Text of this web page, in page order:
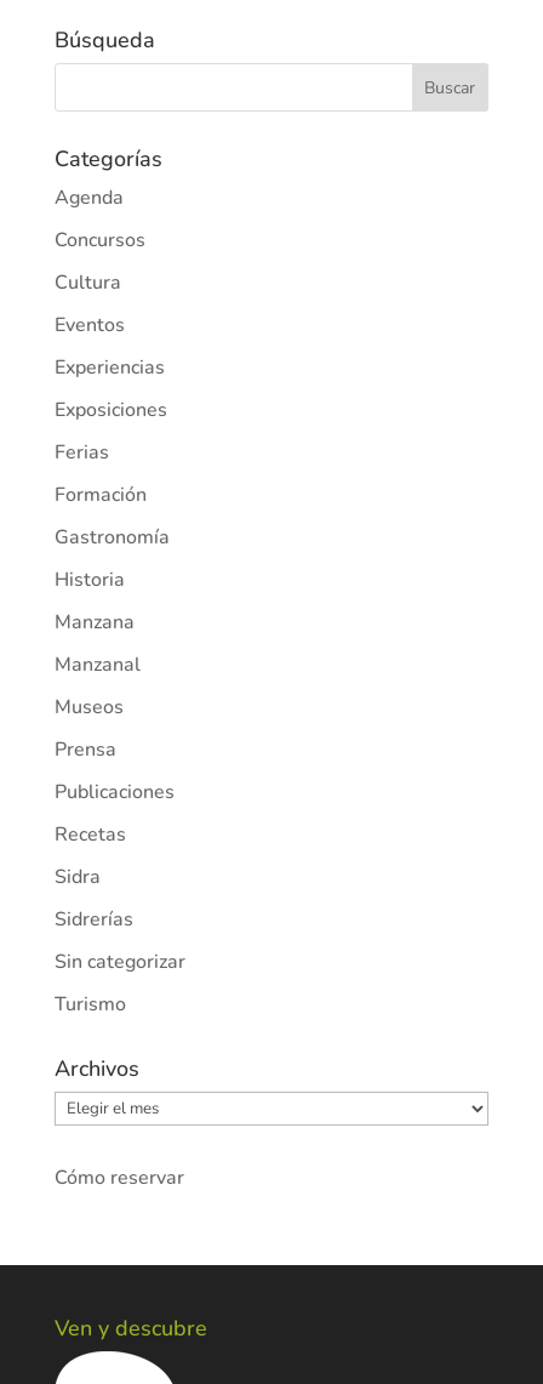
Búsqueda
Categorías
Agenda
Concursos
Cultura
Eventos
Experiencias
Exposiciones
Ferias
Formación
Gastronomía
Historia
Manzana
Manzanal
Museos
Prensa
Publicaciones
Recetas
Sidra
Sidrerías
Sin categorizar
Turismo
Archivos
Archivos
Cómo reservar
Ven y descubre